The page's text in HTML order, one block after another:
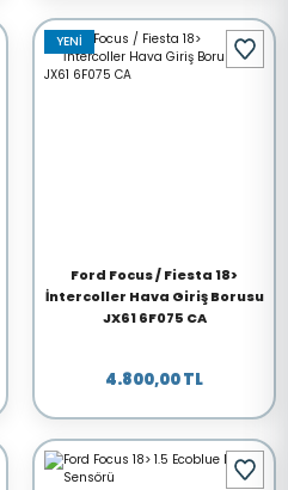
YENİ
Ford Focus / Fiesta 18>
İntercoller Hava Giriş Borusu
JX61 6F075 CA
4.800,00 TL